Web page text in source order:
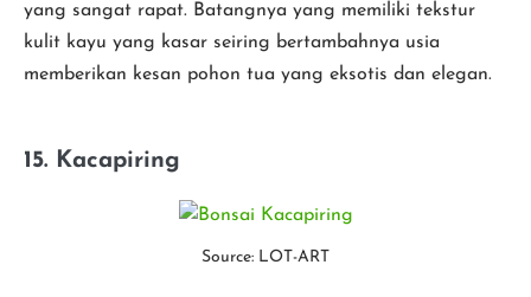
yang sangat rapat. Batangnya yang memiliki tekstur
kulit kayu yang kasar seiring bertambahnya usia
memberikan kesan pohon tua yang eksotis dan elegan.
15. Kacapiring
Source: LOT-ART